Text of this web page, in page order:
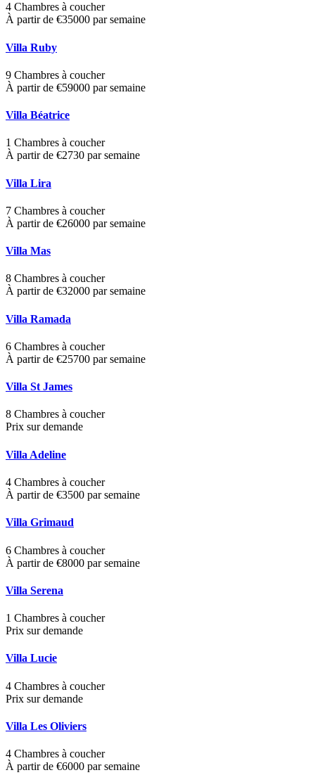
4 Chambres à coucher
À partir de €35000 par semaine
Villa Ruby
9 Chambres à coucher
À partir de €59000 par semaine
Villa Béatrice
1 Chambres à coucher
À partir de €2730 par semaine
Villa Lira
7 Chambres à coucher
À partir de €26000 par semaine
Villa Mas
8 Chambres à coucher
À partir de €32000 par semaine
Villa Ramada
6 Chambres à coucher
À partir de €25700 par semaine
Villa St James
8 Chambres à coucher
Prix sur demande
Villa Adeline
4 Chambres à coucher
À partir de €3500 par semaine
Villa Grimaud
6 Chambres à coucher
À partir de €8000 par semaine
Villa Serena
1 Chambres à coucher
Prix sur demande
Villa Lucie
4 Chambres à coucher
Prix sur demande
Villa Les Oliviers
4 Chambres à coucher
À partir de €6000 par semaine